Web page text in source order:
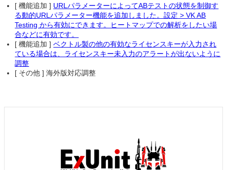
[ 機能追加 ] URLパラメーターによってABテストの状態を制御す
る動的URLパラメーター機能を追加しました。設定 > VK AB
Testing から有効にできます。ヒートマップでの解析をしたい場
合などに有効です。
[ 機能追加 ]ベクトル製の他の有効なライセンスキーが入力され
ている場合は、ライセンスキー未入力のアラートが出ないように
調整
[ その他 ] 海外版対応調整